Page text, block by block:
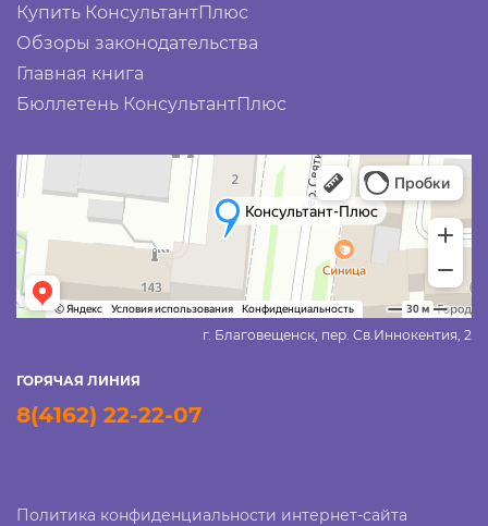
Купить КонсультантПлюс
Обзоры законодательства
Главная книга
Бюллетень КонсультантПлюс
г. Благовещенск, пер. Св.Иннокентия, 2
ГОРЯЧАЯ ЛИНИЯ
8(4162) 22-22-07
Политика конфиденциальности интернет-сайта